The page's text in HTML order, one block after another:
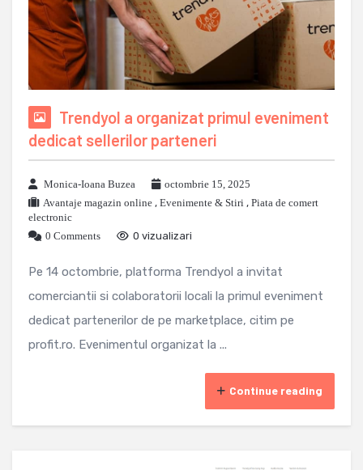
Trendyol a organizat primul eveniment
dedicat sellerilor parteneri
Monica-Ioana Buzea
octombrie 15, 2025
Avantaje magazin online , Evenimente & Stiri , Piata de comert
electronic
0 Comments
0 vizualizari
Pe 14 octombrie, platforma Trendyol a invitat
comerciantii si colaboratorii locali la primul eveniment
dedicat partenerilor de pe marketplace, citim pe
profit.ro. Evenimentul organizat la ...
Continue reading